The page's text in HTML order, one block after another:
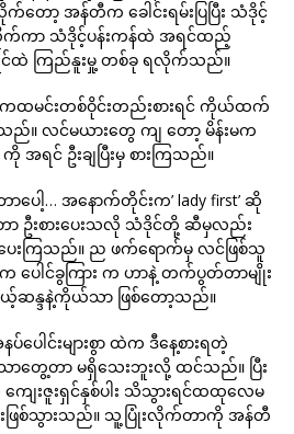
တော့ အန်တီက ခေါင်းရမ်းပြပြီး သံဒိုင့်
ကာ သံဒိုင့်ပန်းကန်ထဲ အရင်ထည့်
ထဲ ကြည်နူးမှု့ တစ်ခု ရလိုက်သည်။
မင်းတစ်ဝိုင်းတည်းစားရင် ကိုယ်ထက်
ြသည်။ လင်မယားတွေ ကျ တော့ မိန်းမက
ရင် ဦးချပြီးမှ စားကြသည်။
ာပေါ့… အနောက်တိုင်းက’ lady first’ ဆို
ာ ဦးစားပေးသလို သံဒိုင်တို့ ဆီမှလည်း
ေးကြသည်။ ည ဖက်ရောက်မှ လင်ဖြစ်သူ
က ပေါင်ခွကြား က ဟာနဲ့ တက်ပွတ်တာမျိုး
ဆန္ဒနဲ့ကိုယ်သာ ဖြစ်တော့သည်။
ပေါင်းများစွာ ထဲက ဒီနေ့စားရတဲ့
တွေ့တာ မရှိသေးဘူးလို့ ထင်သည်။ ပြီး
ျေးဇူးရှင်နှစ်ပါး သိသွားရင်ထထုလေမ
းဖြစ်သွားသည်။ သူ့ပြုံးလိုက်တာကို အန်တီ